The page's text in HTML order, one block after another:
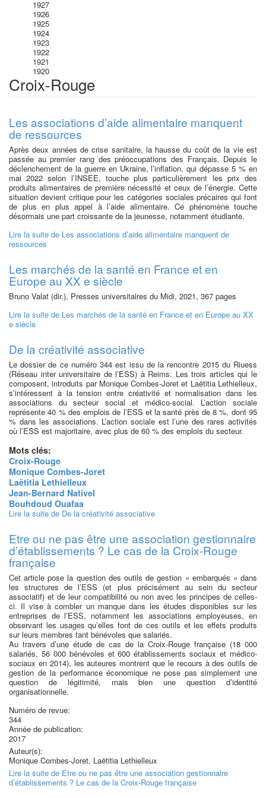
1927
1926
1925
1924
1923
1922
1921
1920
Croix-Rouge
Les associations d’aide alimentaire manquent
de ressources
Après deux années de crise sanitaire, la hausse du coût de la vie est
passée au premier rang des préoccupations des Français. Depuis le
déclenchement de la guerre en Ukraine, l’inflation, qui dépasse 5 % en
mai 2022 selon l’INSEE, touche plus particulièrement les prix des
produits alimentaires de première nécessité et ceux de l’énergie. Cette
situation devient critique pour les catégories sociales précaires qui font
de plus en plus appel à l’aide alimentaire. Ce phénomène touche
désormais une part croissante de la jeunesse, notamment étudiante.
Lire la suite de Les associations d’aide alimentaire manquent de
ressources
Les marchés de la santé en France et en
Europe au XX e siècle
Bruno Valat (dir.), Presses universitaires du Midi, 2021, 367 pages
Lire la suite de Les marchés de la santé en France et en Europe au XX
e siècle
De la créativité associative
Le dossier de ce numéro 344 est issu de la rencontre 2015 du Riuess
(Réseau inter­ universitaire de l’ESS) à Reims. Les trois articles qui le
composent, introduits par Monique Combes-Joret et Laëtitia Lethielleux,
s’intéressent à la tension entre créativité et normalisation dans les
associations du secteur social et médico-social. L’action sociale
représente 40 % des emplois de l’ESS et la santé près de 8 %, dont 95
% dans les associations. L’action sociale est l’une des rares activités
où l’ESS est majoritaire, avec plus de 60 % des emplois du secteur.
Mots clés:
Croix-Rouge
Monique Combes-Joret
Laëtitia Lethielleux
Jean-Bernard Nativel
Bouhdoud Ouafaa
Lire la suite de De la créativité associative
Etre ou ne pas être une association gestionnaire
d’établissements ? Le cas de la Croix-Rouge
française
Cet article pose la question des outils de gestion « embarqués » dans
les structures de l’ESS (et plus précisément au sein du secteur
associatif) et de leur compatibilité ou non avec les principes de celles-
ci. Il vise à combler un manque dans les études disponibles sur les
entreprises de l’ESS, notamment les associations employeuses, en
observant les usages qu’elles font de ces outils et les effets produits
sur leurs membres tant bénévoles que salariés.
Au travers d’une étude de cas de la Croix-Rouge française (18 000
salariés, 56 000 bénévoles et 600 établissements sociaux et médico-
sociaux en 2014), les auteures montrent que le recours à des outils de
gestion de la performance économique ne pose pas simplement une
question de légitimité, mais bien une question d’identité
organisationnelle.
Numéro de revue:
344
Année de publication:
2017
Auteur(s):
Monique Combes-Joret, Laëtitia Lethielleux
Lire la suite de Etre ou ne pas être une association gestionnaire
d’établissements ? Le cas de la Croix-Rouge française